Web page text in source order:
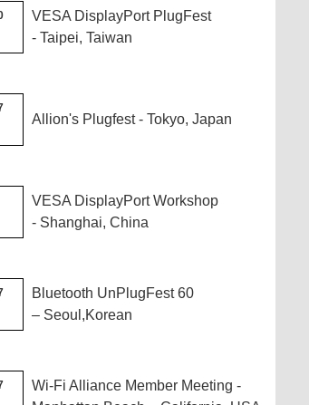
VESA DisplayPort PlugFest
- Taipei, Taiwan
Allion's Plugfest - Tokyo, Japan
VESA DisplayPort Workshop
- Shanghai, China
Bluetooth UnPlugFest 60
– Seoul,Korean
Wi-Fi Alliance Member Meeting -